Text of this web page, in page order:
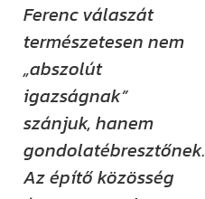
Ferenc válaszát
természetesen nem
„abszolút
igazságnak”
szánjuk, hanem
gondolatébresztőnek.
Az építő közösség